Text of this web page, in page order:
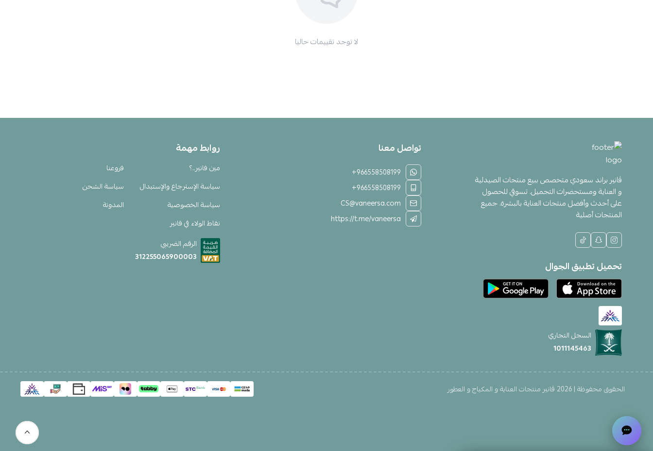
لا توجد تقييمات حاليا
ڤانير براند سعودي متخصص ببيع منتجات الصيدلية
و العناية ومستحضرات التجميل. تسوقي للحصول
على أحدث وأفضل منتجات العناية بالبشرة. جميع
المنتجات أصلية
تحميل تطبيق الجوال
السجل التجاري
1011145463
تواصل معنا
+966558508199
+966558508199
CS@vaneersa.com
https://t.me/vaneersa
روابط مهمة
مين فانير..؟
فروعنا
سياسة الإسترجاع والإستبدال
سياسة الشحن
سياسة الخصوصية
المدونة
نقاط الولاء في فانير
الرقم الضريبي
312255065900003
الحقوق محفوظة | 2026 ڤانير منتجات العناية و المكياج و العطور